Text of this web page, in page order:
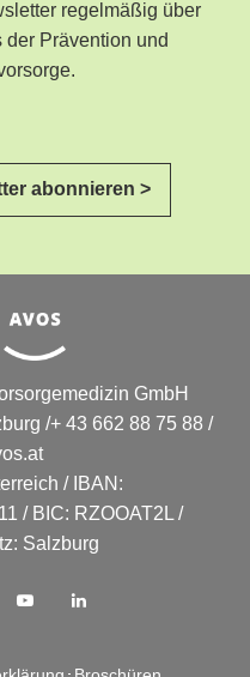
regelmäßig über
Prävention und
abonnieren >
GmbH
/+ 43 662 88 75 88 /
/ IBAN:
/ BIC: RZOOAT2L /
Salzburg